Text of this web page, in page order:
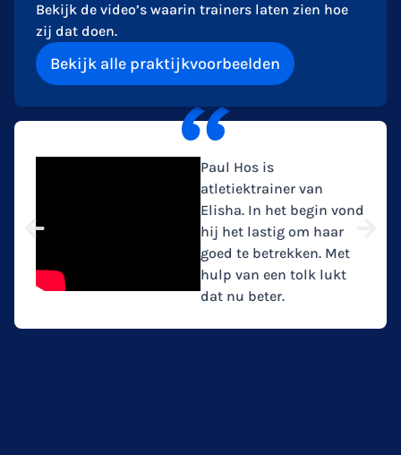
Bekijk de video’s waarin trainers laten zien hoe
zij dat doen.
Bekijk alle praktijkvoorbeelden
Paul Hos is
atletiektrainer van
Elisha. In het begin vond
hij het lastig om haar
goed te betrekken. Met
hulp van een tolk lukt
dat nu beter.